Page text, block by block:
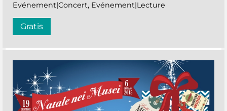
Evénement|Concert, Evénement|Lecture
Gratis